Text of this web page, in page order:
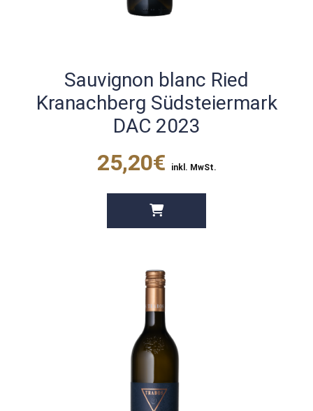
Sauvignon blanc Ried
Kranachberg Südsteiermark
DAC 2023
25,20€ inkl. MwSt.